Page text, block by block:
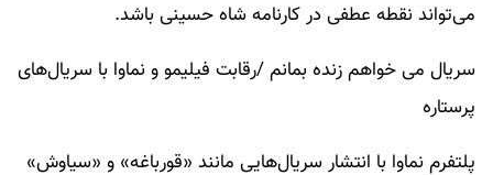
می‌تواند نقطه عطفی در کارنامه شاه حسینی باشد.
سریال می خواهم زنده بمانم /رقابت فیلیمو و نماوا با سریال‌های
پرستاره
پلتفرم نماوا با انتشار سریال‌هایی مانند «قورباغه» و «سیاوش»